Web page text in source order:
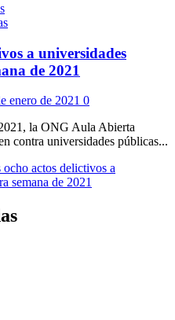
a universidades
de 2021
enero de 2021 0
la ONG Aula Abierta
contra universidades públicas...
actos delictivos a
semana de 2021